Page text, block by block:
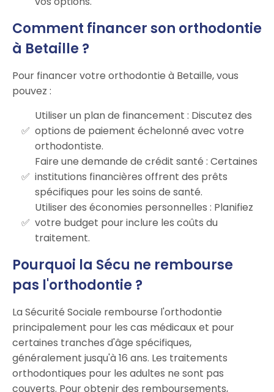
Comment financer son orthodontie
à Betaille ?
Pour financer votre orthodontie à Betaille, vous
pouvez :
Utiliser un plan de financement : Discutez des
options de paiement échelonné avec votre
orthodontiste.
Faire une demande de crédit santé : Certaines
institutions financières offrent des prêts
spécifiques pour les soins de santé.
Utiliser des économies personnelles : Planifiez
votre budget pour inclure les coûts du
traitement.
Pourquoi la Sécu ne rembourse
pas l'orthodontie ?
La Sécurité Sociale rembourse l'orthodontie
principalement pour les cas médicaux et pour
certaines tranches d'âge spécifiques,
généralement jusqu'à 16 ans. Les traitements
orthodontiques pour les adultes ne sont pas
couverts. Pour obtenir des remboursements,